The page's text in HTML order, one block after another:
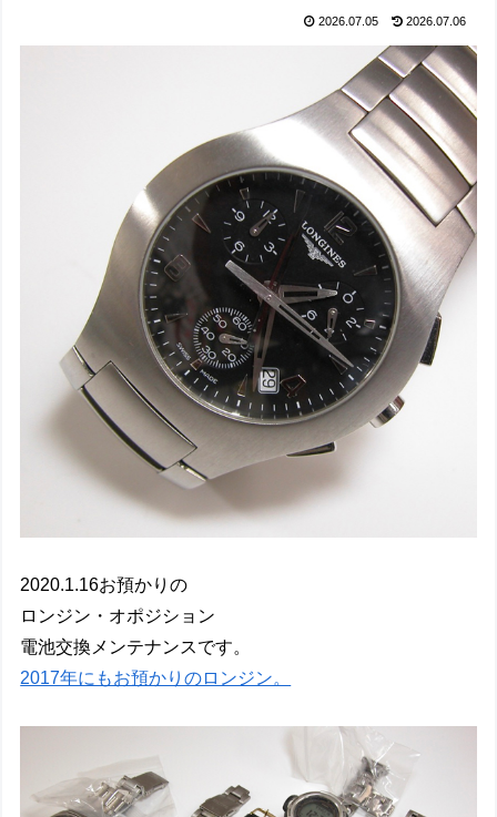
2026.07.05 2026.07.06
2020.1.16お預かりの
ロンジン・オポジション
電池交換メンテナンスです。
2017年にもお預かりのロンジン。